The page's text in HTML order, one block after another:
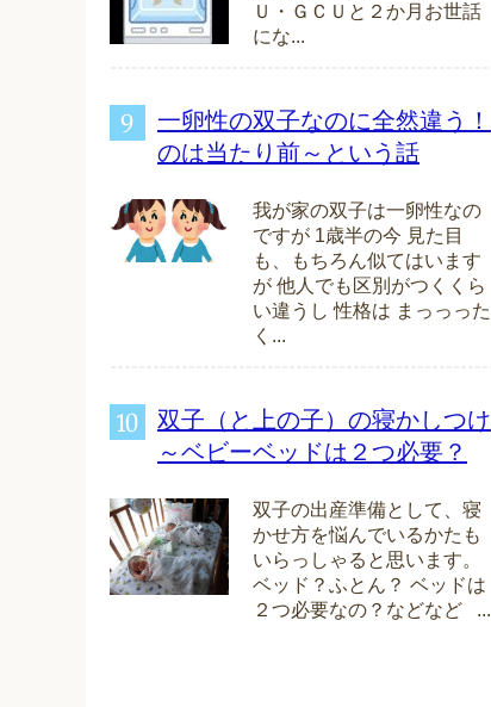
Ｕ・ＧＣＵと２か月お世話
にな...
一卵性の双子なのに全然違う！
のは当たり前～という話
我が家の双子は一卵性なの
ですが 1歳半の今 見た目
も、もちろん似てはいます
が 他人でも区別がつくくら
い違うし 性格は まっっった
く...
双子（と上の子）の寝かしつけ
～ベビーベッドは２つ必要？
双子の出産準備として、寝
かせ方を悩んでいるかたも
いらっしゃると思います。
ベッド？ふとん？ ベッドは
２つ必要なの？などなど ...